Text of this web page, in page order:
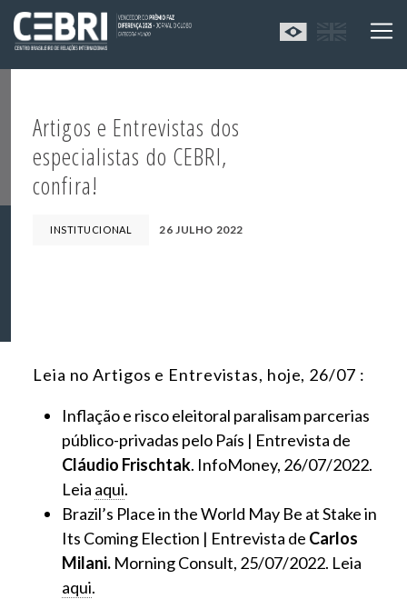
Artigos e Entrevistas dos
especialistas do CEBRI,
confira!
INSTITUCIONAL 26 JULHO 2022
Leia no Artigos e Entrevistas, hoje, 26/07 :
Inflação e risco eleitoral paralisam parcerias
público-privadas pelo País | Entrevista de
Cláudio Frischtak. InfoMoney, 26/07/2022.
Leia aqui.
Brazil’s Place in the World May Be at Stake in
Its Coming Election | Entrevista de Carlos
Milani. Morning Consult, 25/07/2022. Leia
aqui.